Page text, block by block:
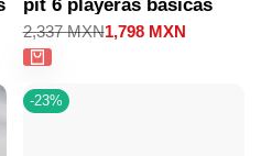
pit 6 playeras básicas
Precio
regular
2,337 MXNPrecio
1,798 MXN
-23%